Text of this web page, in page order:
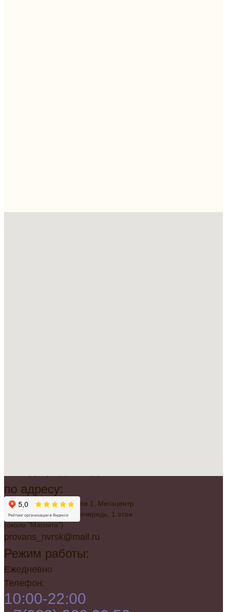
по адресу:
г. Новороссийск, Советов 1, Мегацентр
"Красная Площадь", 2 очередь, 1 этаж
(около "Магнита")
provans_nvrsk@mail.ru
Режим работы:
Ежедневно
Телефон:
10:00-22:00